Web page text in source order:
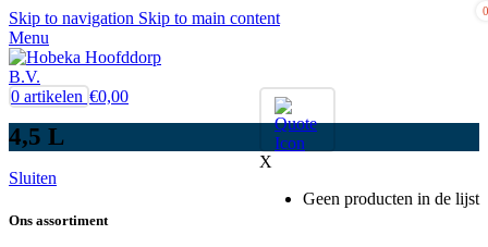
Skip to navigation Skip to main content
Menu
0
X
Geen producten in de lijst
0 artikelen €0,00
4,5 L
Sluiten
Ons assortiment